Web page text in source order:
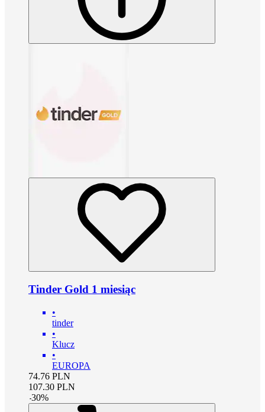
Tinder Gold 1 miesiąc
•
tinder
•
Klucz
•
EUROPA
74.76 PLN
107.30 PLN
-30%